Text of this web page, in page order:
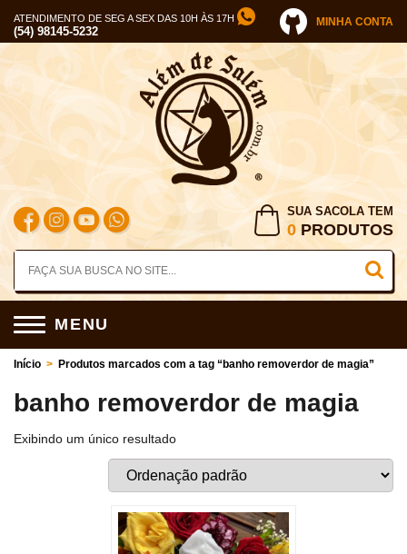
ATENDIMENTO DE SEG A SEX DAS 10H ÀS 17H
(54) 98145-5232
MINHA CONTA
SUA SACOLA TEM
0 PRODUTOS
MENU
Início > Produtos marcados com a tag “banho removerdor de magia”
banho removerdor de magia
Exibindo um único resultado